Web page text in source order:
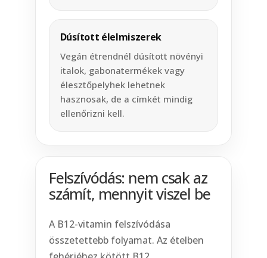
Dúsított élelmiszerek
Vegán étrendnél dúsított növényi
italok, gabonatermékek vagy
élesztőpelyhek lehetnek
hasznosak, de a címkét mindig
ellenőrizni kell.
Felszívódás: nem csak az
számít, mennyit viszel be
A B12-vitamin felszívódása
összetettebb folyamat. Az ételben